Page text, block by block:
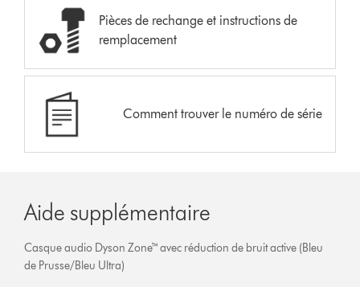
Pièces de rechange et instructions de
remplacement
Comment trouver le numéro de série
Aide supplémentaire
Casque audio Dyson Zone™ avec réduction de bruit active (Bleu
de Prusse/Bleu Ultra)